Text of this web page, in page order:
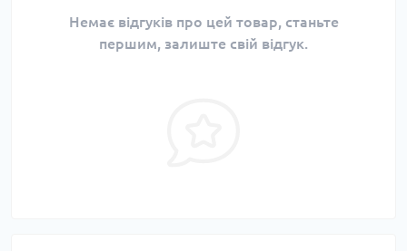
Немає відгуків про цей товар, станьте
першим, залиште свій відгук.